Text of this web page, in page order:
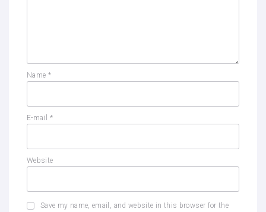
Name *
E-mail *
Website
Save my name, email, and website in this browser for the